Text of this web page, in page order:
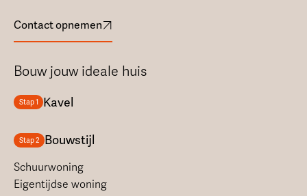
Contact opnemen
Bouw jouw ideale huis
Stap 1 Kavel
Stap 2 Bouwstijl
Schuurwoning
Eigentijdse woning